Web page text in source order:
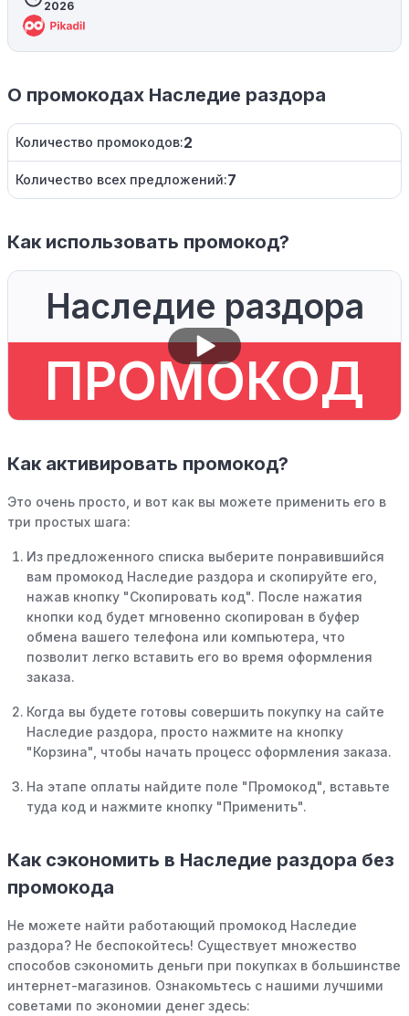
2026
О промокодах Наследие раздора
Количество промокодов:2
Количество всех предложений:7
Как использовать промокод?
Наследие раздора
ПРОМОКОД
Как активировать промокод?
Это очень просто, и вот как вы можете применить его в
три простых шага:
Из предложенного списка выберите понравившийся
вам промокод Наследие раздора и скопируйте его,
нажав кнопку "Скопировать код". После нажатия
кнопки код будет мгновенно скопирован в буфер
обмена вашего телефона или компьютера, что
позволит легко вставить его во время оформления
заказа.
Когда вы будете готовы совершить покупку на сайте
Наследие раздора, просто нажмите на кнопку
"Корзина", чтобы начать процесс оформления заказа.
На этапе оплаты найдите поле "Промокод", вставьте
туда код и нажмите кнопку "Применить".
Как сэкономить в Наследие раздора без
промокода
Не можете найти работающий промокод Наследие
раздора? Не беспокойтесь! Существует множество
способов сэкономить деньги при покупках в большинстве
интернет-магазинов. Ознакомьтесь с нашими лучшими
советами по экономии денег здесь: